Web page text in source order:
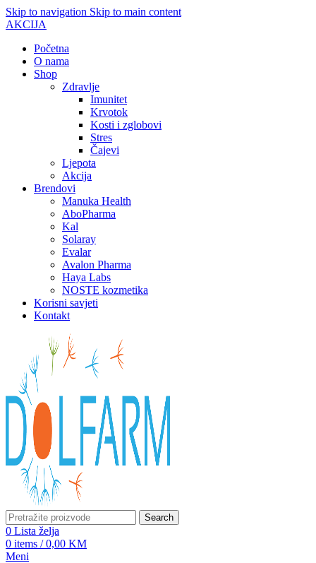
Skip to navigation Skip to main content
AKCIJA
Početna
O nama
Shop
Zdravlje
Imunitet
Krvotok
Kosti i zglobovi
Stres
Čajevi
Ljepota
Akcija
Brendovi
Manuka Health
AboPharma
Kal
Solaray
Evalar
Avalon Pharma
Haya Labs
NOSTE kozmetika
Korisni savjeti
Kontakt
Search
0 Lista želja
0 items / 0,00 KM
Meni